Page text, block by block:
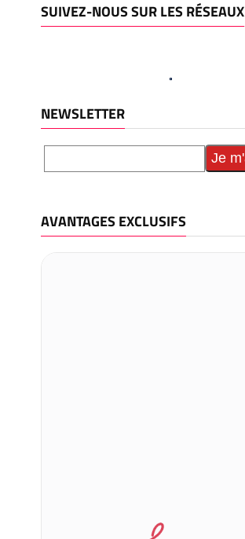
SUIVEZ-NOUS SUR LES RÉSEAUX
NEWSLETTER
AVANTAGES EXCLUSIFS